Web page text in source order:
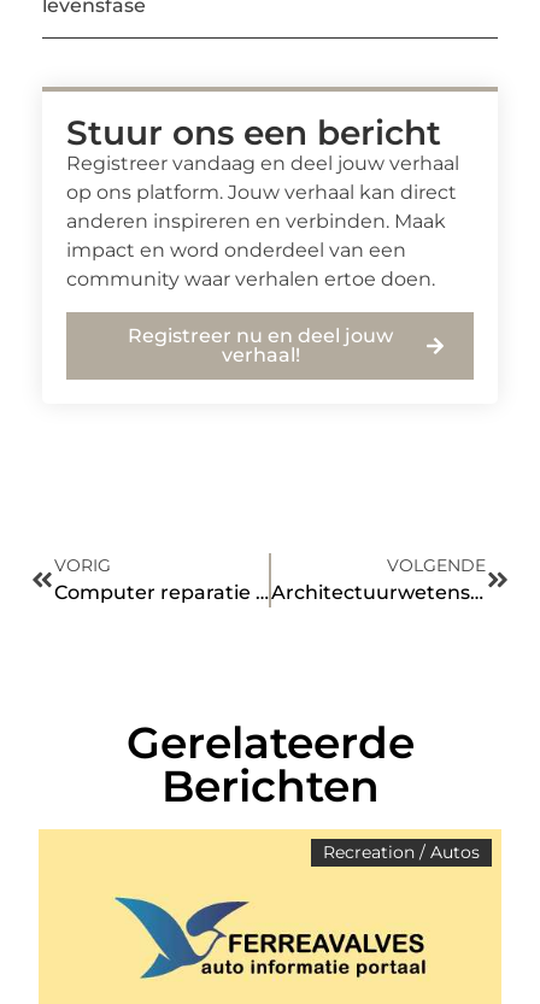
levensfase
Stuur ons een bericht
Registreer vandaag en deel jouw verhaal
op ons platform. Jouw verhaal kan direct
anderen inspireren en verbinden. Maak
impact en word onderdeel van een
community waar verhalen ertoe doen.
Registreer nu en deel jouw
verhaal!
VORIG
Computer reparatie Amsterdam binnen 1 uur
VOLGENDE
Architectuurwetenschap
Gerelateerde
Berichten
Recreation / Autos